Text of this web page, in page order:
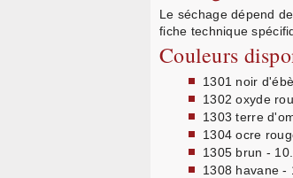
Le séchage dépend
fiche technique
Couleurs
1301 noir
1302 oxyde
1303 terre
1304 ocre
1305 brun -
1308 havane -